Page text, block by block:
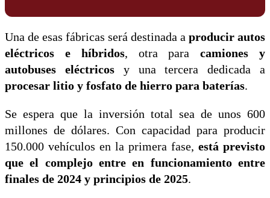
Una de esas fábricas será destinada a producir autos
eléctricos e híbridos, otra paracamiones y
autobuses eléctricosy una tercera dedicada a
procesar litio y fosfato de hierro para baterías.
Se espera que la inversión total sea de unos 600
millones de dólares. Con capacidad para producir
150.000 vehículos en la primera fase, está previsto
que el complejo entre en funcionamiento entre
finales de 2024 y principios de 2025.